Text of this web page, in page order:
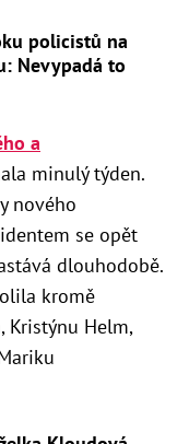
policistů na
Nevypadá to
a
minulý týden.
nového
se opět
dlouhodobě.
kromě
Kristýnu Helm,